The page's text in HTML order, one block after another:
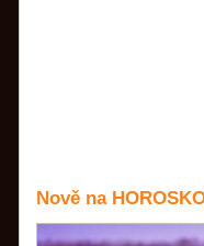
Nově na